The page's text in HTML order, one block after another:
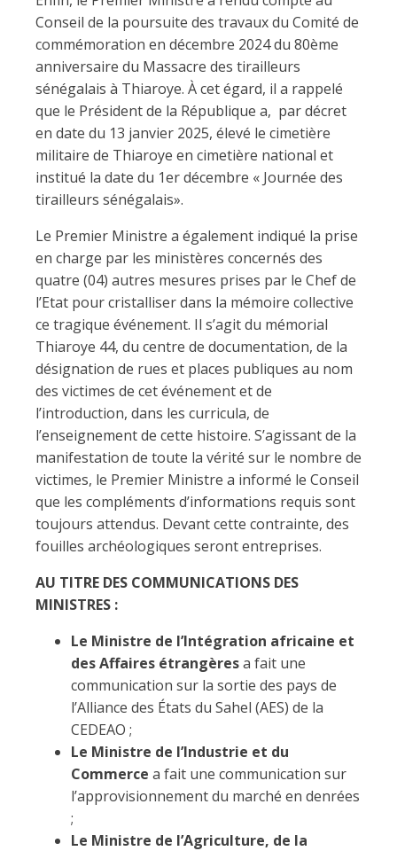
Conseil de la poursuite des travaux du Comité de
commémoration en décembre 2024 du 80ème
anniversaire du Massacre des tirailleurs
sénégalais à Thiaroye. À cet égard, il a rappelé
que le Président de la République a, par décret
en date du 13 janvier 2025, élevé le cimetière
militaire de Thiaroye en cimetière national et
institué la date du 1er décembre « Journée des
tirailleurs sénégalais».
Le Premier Ministre a également indiqué la prise
en charge par les ministères concernés des
quatre (04) autres mesures prises par le Chef de
l’Etat pour cristalliser dans la mémoire collective
ce tragique événement. Il s’agit du mémorial
Thiaroye 44, du centre de documentation, de la
désignation de rues et places publiques au nom
des victimes de cet événement et de
l’introduction, dans les curricula, de
l’enseignement de cette histoire. S’agissant de la
manifestation de toute la vérité sur le nombre de
victimes, le Premier Ministre a informé le Conseil
que les compléments d’informations requis sont
toujours attendus. Devant cette contrainte, des
fouilles archéologiques seront entreprises.
AU TITRE DES COMMUNICATIONS DES
MINISTRES :
Le Ministre de l’Intégration africaine et
des Affaires étrangèresa fait une
communication sur la sortie des pays de
l’Alliance des États du Sahel (AES) de la
CEDEAO ;
Le Ministre de l’Industrie et du
Commerce a fait une communication sur
l’approvisionnement du marché en denrées
;
Le Ministre de l’Agriculture, de la